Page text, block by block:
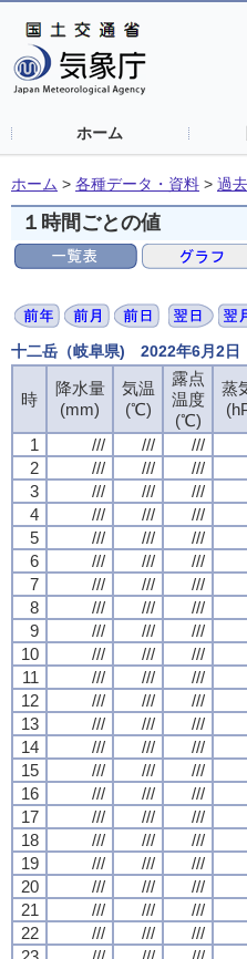
ホーム
ホーム > 各種データ・資料 > 過
１時間ごとの値
十二岳（岐阜県) 2022年6月2日
時
降水量
(mm)
気温
(℃)
露点
温度
(℃)
蒸
1
/// /// ///
2
/// /// ///
3
/// /// ///
4
/// /// ///
5
/// /// ///
6
/// /// ///
7
/// /// ///
8
/// /// ///
9
/// /// ///
10
/// /// ///
11
/// /// ///
12
/// /// ///
13
/// /// ///
14
/// /// ///
15
/// /// ///
16
/// /// ///
17
/// /// ///
18
/// /// ///
19
/// /// ///
20
/// /// ///
21
/// /// ///
22
/// /// ///